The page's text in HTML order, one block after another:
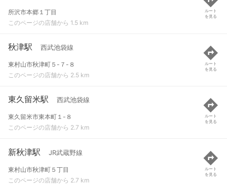
所沢市本郷１丁目
このページの店舗から 1.5 km
ルート
を見る
秋津駅 西武池袋線
東村山市秋津町５-７-８
このページの店舗から 2.5 km
ルート
を見る
東久留米駅 西武池袋線
東久留米市東本町１-８
このページの店舗から 2.7 km
ルート
を見る
新秋津駅 JR武蔵野線
東村山市秋津町５丁目
このページの店舗から 2.7 km
ルート
を見る